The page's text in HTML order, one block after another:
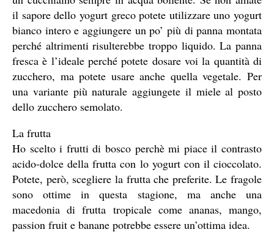
il sapore dello yogurt greco potete utilizzare uno yogurt
bianco intero e aggiungere un po’ più di panna montata
perché altrimenti risulterebbe troppo liquido. La panna
fresca è l’ideale perché potete dosare voi la quantità di
zucchero, ma potete usare anche quella vegetale. Per
una variante più naturale aggiungete il miele al posto
dello zucchero semolato.
La frutta
Ho scelto i frutti di bosco perchè mi piace il contrasto
acido-dolce della frutta con lo yogurt con il cioccolato.
Potete, però, scegliere la frutta che preferite. Le fragole
sono ottime in questa stagione, ma anche una
macedonia di frutta tropicale come ananas, mango,
passion fruit e banane potrebbe essere un’ottima idea.